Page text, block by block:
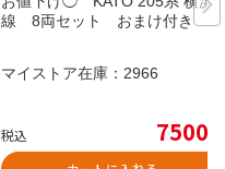
線 8両セット おまけ付き
マイストア在庫： 2966
税込 7500